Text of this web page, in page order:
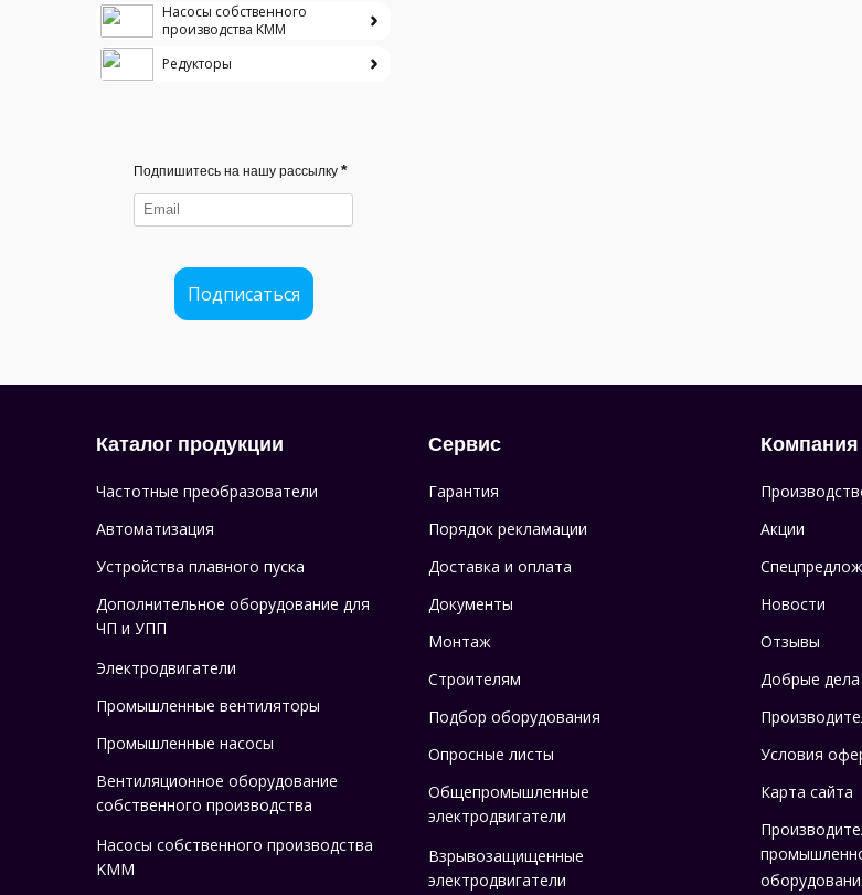
Насосы собственного
производства KMM
Редукторы
Подпишитесь на нашу рассылку *
Подписаться
Каталог продукции
Частотные преобразователи
Автоматизация
Устройства плавного пуска
Дополнительное оборудование для
ЧП и УПП
Электродвигатели
Промышленные вентиляторы
Промышленные насосы
Вентиляционное оборудование
собственного производства
Насосы собственного производства
KMM
Сервис
Гарантия
Порядок рекламации
Доставка и оплата
Документы
Монтаж
Строителям
Подбор оборудования
Опросные листы
Общепромышленные
электродвигатели
Взрывозащищенные
электродвигатели
Компания
Акции
Новости
Отзывы
Добрые дела
Условия
Карта сайта